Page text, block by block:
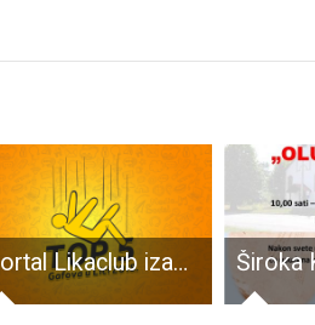
Portal Likaclub izabrao pet ličkih pogodaka i gafova u 2018.godini